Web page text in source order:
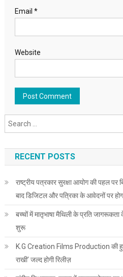
Email *
Website
RECENT POSTS
राष्ट्रीय पत्रकार सुरक्षा आयोग की पहल पर
बाद डिजिटल और पत्रिका के आवेदनों पर
बच्चों में मातृभाषा मैथिली के प्रति
शुरू
K.G Creation Films Production की
राखी’ जल्द होगी रिलीज़